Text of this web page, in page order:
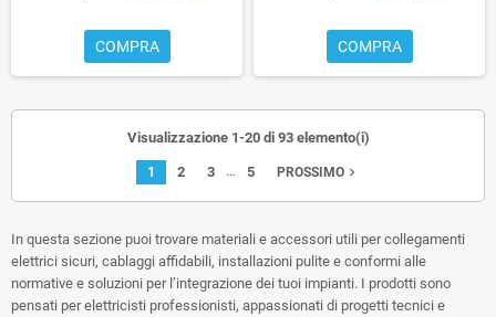
COMPRA COMPRA
Visualizzazione 1-20 di 93 elemento(i)
1 2 3 … 5 PROSSIMO navigate_next
In questa sezione puoi trovare materiali e accessori utili per collegamenti
elettrici sicuri, cablaggi affidabili, installazioni pulite e conformi alle
normative e soluzioni per l’integrazione dei tuoi impianti. I prodotti sono
pensati per elettricisti professionisti, appassionati di progetti tecnici e